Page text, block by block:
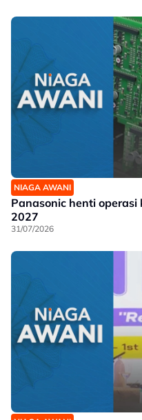
NIAGA AWANI
Panasonic henti
2027
31/07/2026